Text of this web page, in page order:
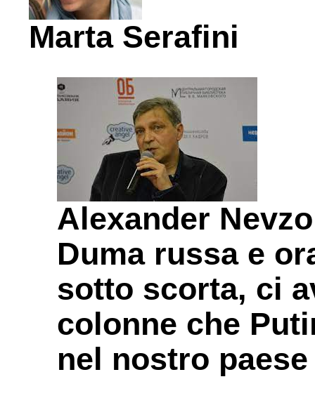
Marta Serafini
Alexander
Duma russa e
sotto scorta, ci
colonne che
nel nostro paese